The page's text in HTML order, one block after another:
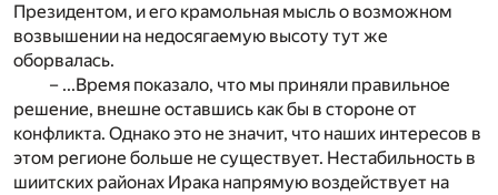
Президентом, и его крамольная мысль о возможном
возвышении на недосягаемую высоту тут же
оборвалась.
– ...Время показало, что мы приняли правильное
решение, внешне оставшись как бы в стороне от
конфликта. Однако это не значит, что наших интересов в
этом регионе больше не существует. Нестабильность в
шиитских районах Ирака напрямую воздействует на